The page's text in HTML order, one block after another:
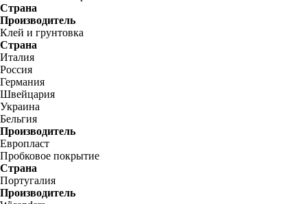
Страна
Производитель
Клей и грунтовка
Страна
Италия
Россия
Германия
Швейцария
Украина
Бельгия
Производитель
Европласт
Пробковое покрытие
Страна
Португалия
Производитель